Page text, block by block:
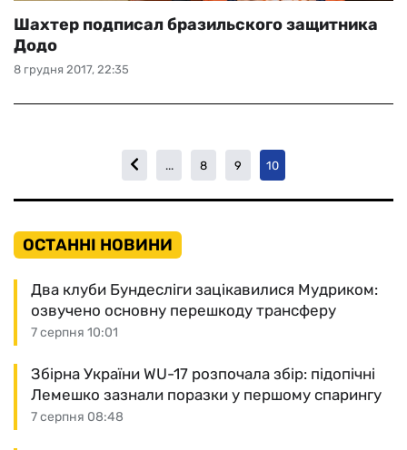
8 грудня 2017, 22:35
Шахтер подписал бразильского защитника
Додо
... 8 9 10
ОСТАННІ НОВИНИ
7 серпня 10:01
Два клуби Бундесліги зацікавилися Мудриком:
озвучено основну перешкоду трансферу
7 серпня 08:48
Збірна України WU-17 розпочала збір: підопічні
Лемешко зазнали поразки у першому спарингу